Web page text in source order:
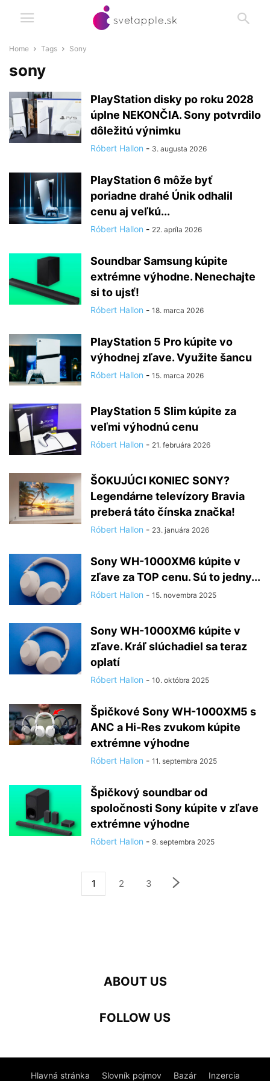
Home Tags Sony
sony
PlayStation disky po roku 2028
úplne NEKONČIA. Sony potvrdilo
dôležitú výnimku
Róbert Hallon - 3. augusta 2026
PlayStation 6 môže byť
poriadne drahé Únik odhalil
cenu aj veľkú...
Róbert Hallon - 22. apríla 2026
Soundbar Samsung kúpite
extrémne výhodne. Nenechajte
si to ujsť!
Róbert Hallon - 18. marca 2026
PlayStation 5 Pro kúpite vo
výhodnej zľave. Využite šancu
Róbert Hallon - 15. marca 2026
PlayStation 5 Slim kúpite za
veľmi výhodnú cenu
Róbert Hallon - 21. februára 2026
ŠOKUJÚCI KONIEC SONY?
Legendárne televízory Bravia
preberá táto čínska značka!
Róbert Hallon - 23. januára 2026
Sony WH-1000XM6 kúpite v
zľave za TOP cenu. Sú to jedny...
Róbert Hallon - 15. novembra 2025
Sony WH-1000XM6 kúpite v
zľave. Kráľ slúchadiel sa teraz
oplatí
Róbert Hallon - 10. októbra 2025
Špičkové Sony WH-1000XM5 s
ANC a Hi-Res zvukom kúpite
extrémne výhodne
Róbert Hallon - 11. septembra 2025
Špičkový soundbar od
spoločnosti Sony kúpite v zľave
extrémne výhodne
Róbert Hallon - 9. septembra 2025
1 2 3
ABOUT US
FOLLOW US
Hlavná stránka Slovník pojmov Bazár Inzercia